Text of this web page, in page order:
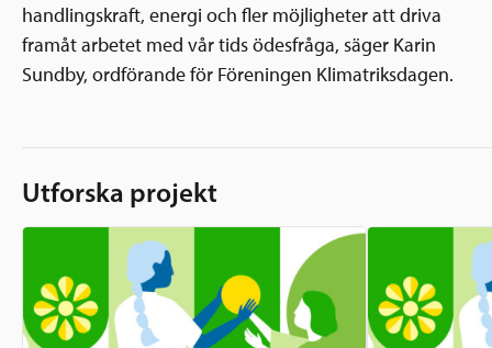
handlingskraft, energi och fler möjligheter att driva
framåt arbetet med vår tids ödesfråga, säger Karin
Sundby, ordförande för Föreningen Klimatriksdagen.
Utforska projekt